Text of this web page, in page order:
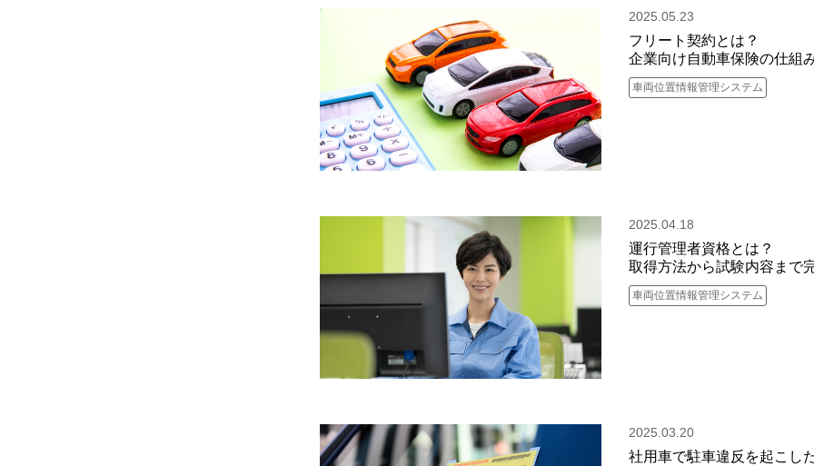
2025.05.23
フリート契約とは？
企業向け自動車保険の仕組
車両位置情報管理システム
2025.04.18
運行管理者資格とは？
取得方法から試験内容まで
車両位置情報管理システム
2025.03.20
社用車で駐車違反を起こし